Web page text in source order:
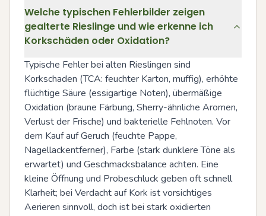
Welche typischen Fehlerbilder zeigen
gealterte Rieslinge und wie erkenne ich
Korkschäden oder Oxidation?
Typische Fehler bei alten Rieslingen sind
Korkschaden (TCA: feuchter Karton, muffig), erhöhte
flüchtige Säure (essigartige Noten), übermäßige
Oxidation (braune Färbung, Sherry-ähnliche Aromen,
Verlust der Frische) und bakterielle Fehlnoten. Vor
dem Kauf auf Geruch (feuchte Pappe,
Nagellackentferner), Farbe (stark dunklere Töne als
erwartet) und Geschmacksbalance achten. Eine
kleine Öffnung und Probeschluck geben oft schnell
Klarheit; bei Verdacht auf Kork ist vorsichtiges
Aerieren sinnvoll, doch ist bei stark oxidierten